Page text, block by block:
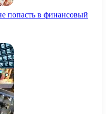
попасть в финансовый